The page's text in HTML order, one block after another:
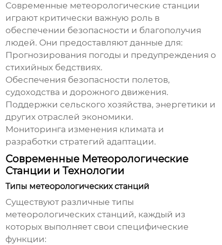
Современные метеорологические станции
играют критически важную роль в
обеспечении безопасности и благополучия
людей. Они предоставляют данные для:
Прогнозирования погоды и предупреждения о
стихийных бедствиях.
Обеспечения безопасности полетов,
судоходства и дорожного движения.
Поддержки сельского хозяйства, энергетики и
других отраслей экономики.
Мониторинга изменения климата и
разработки стратегий адаптации.
Современные Метеорологические
Станции и Технологии
Типы метеорологических станций
Существуют различные типы
метеорологических станций, каждый из
которых выполняет свои специфические
функции: